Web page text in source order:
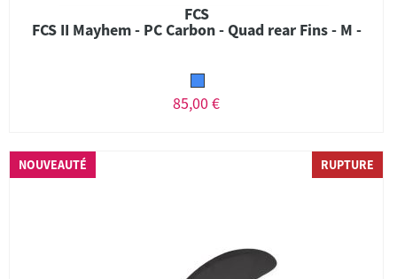
FCS
FCS II Mayhem - PC Carbon - Quad rear Fins - M -
85,00 €
NOUVEAUTÉ RUPTURE